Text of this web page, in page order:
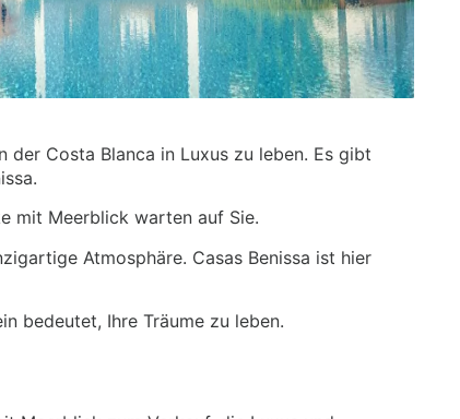
der Costa Blanca in Luxus zu leben. Es gibt
mit Meerblick warten auf Sie.
Atmosphäre. Casas Benissa ist hier
bedeutet, Ihre Träume zu leben.